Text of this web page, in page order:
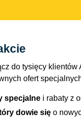
do tysięcy
ofert
specjalne i rabaty z
dowie się o